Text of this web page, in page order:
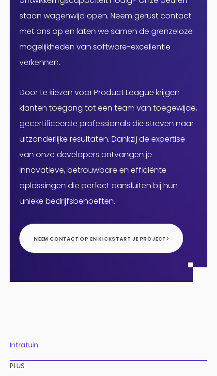
staan wagenwijd open. Neem gerust contact
met ons op en laten we samen de grenzeloze
mogelijkheden van software-excellentie
verkennen.
Door te kiezen voor Product League krijgen
klanten toegang tot een team van toegewijde,
gecertificeerde professionals die streven naar
uitzonderlijke resultaten. Dankzij de expertise
van onze developers ontvangen je
innovatieve, betrouwbare en efficiënte
oplossingen die perfect aansluiten bij hun
unieke bedrijfsbehoeften.
NEEM CONTACT OP EN KICKSTART JE PROJECT
Intratuin
PLUS